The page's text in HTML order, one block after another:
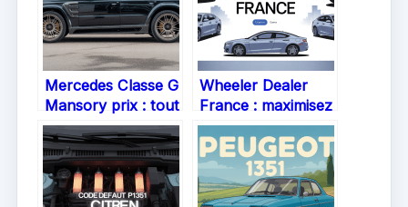
Mercedes Classe G
Mansory prix : tout
comprendre avant
d’acheter
Wheeler Dealer
France : maximisez
vos annonces de
voiture à vendre